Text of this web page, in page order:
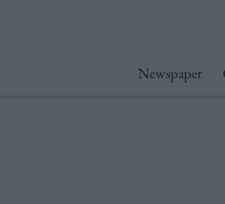
Newspaper